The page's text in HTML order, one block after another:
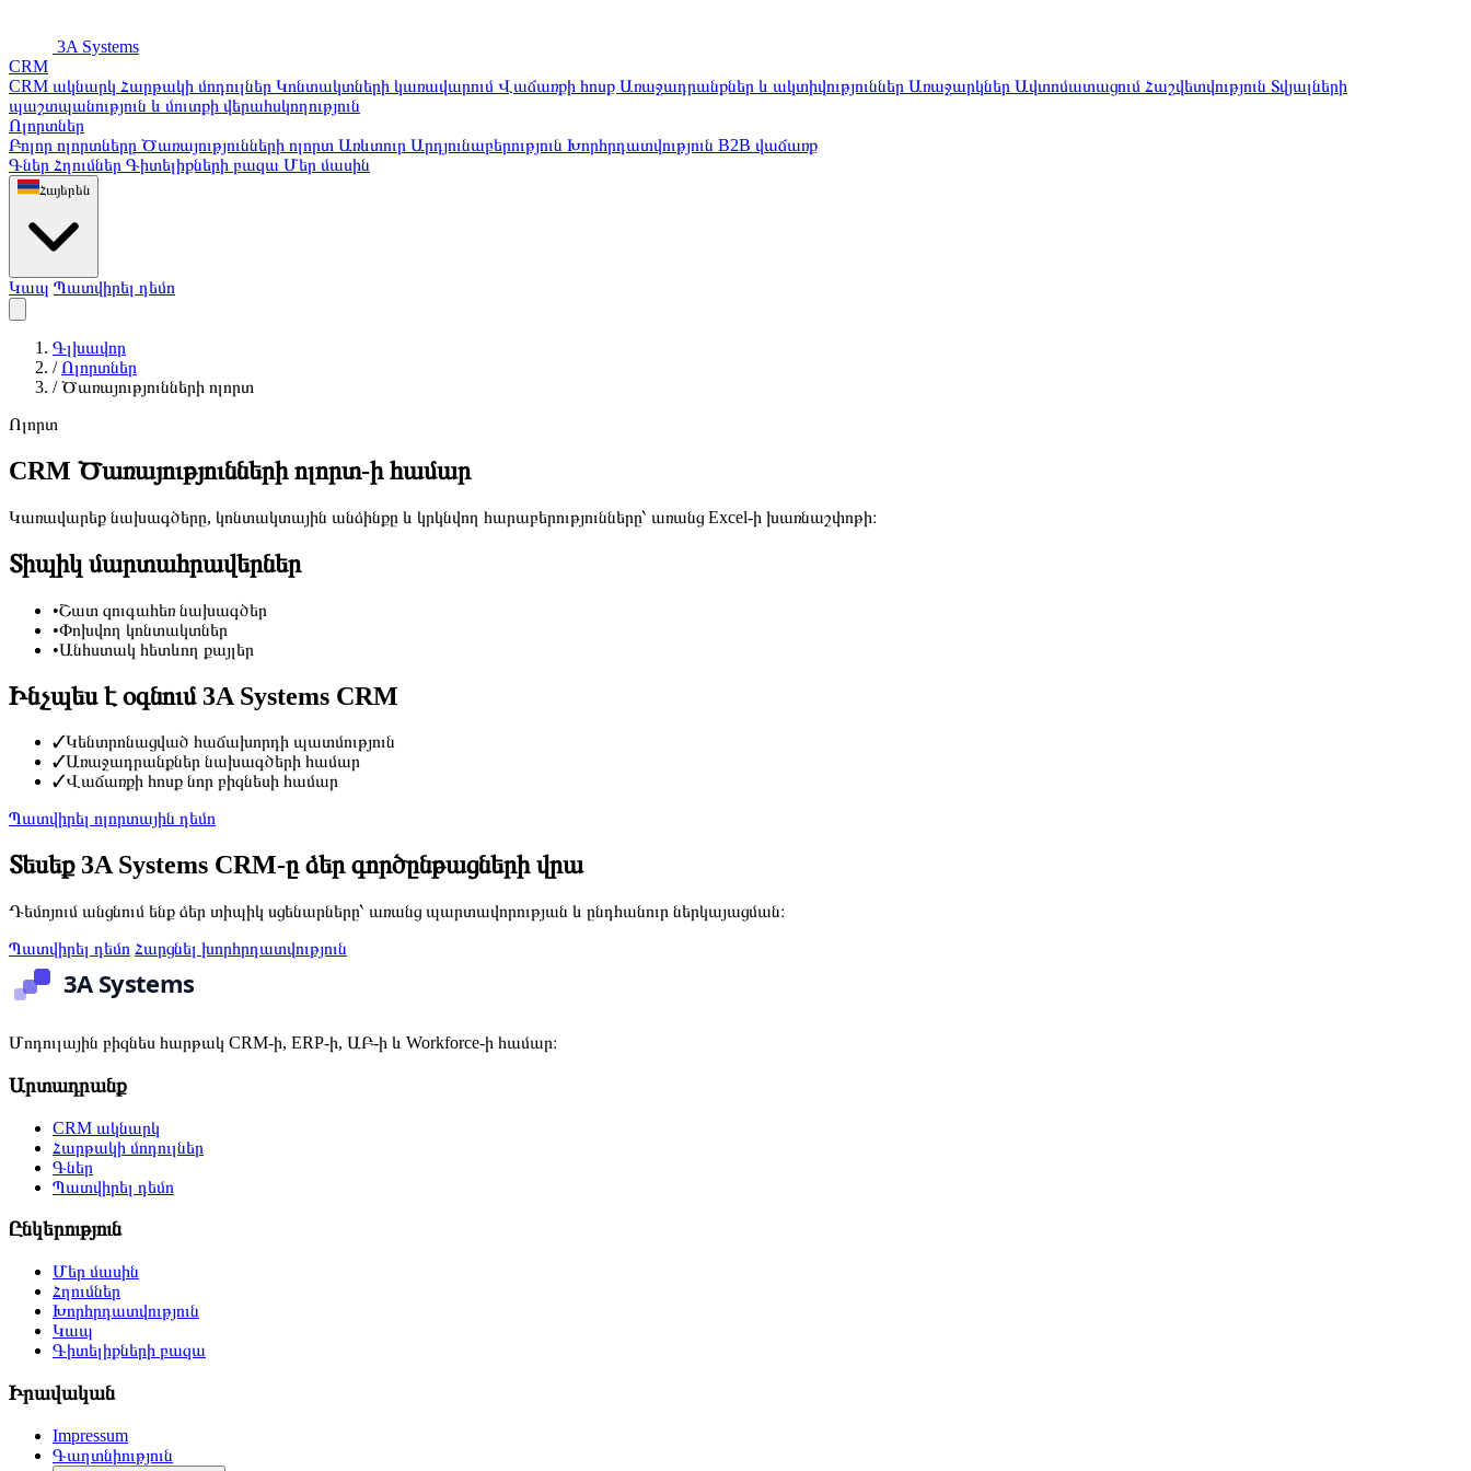
3A Systems
CRM
CRM ակնարկ Հարթակի մոդուլներ Կոնտակտների կառավարում Վաճառքի հոսք Առաջադրանքներ և ակտիվություններ Առաջարկներ Ավտոմատացում Հաշվետվություն Տվյալների
պաշտպանություն և մուտքի վերահսկողություն
Ոլորտներ
Բոլոր ոլորտները Ծառայությունների ոլորտ Առևտուր Արդյունաբերություն Խորհրդատվություն B2B վաճառք
Գներ Հղումներ Գիտելիքների բազա Մեր մասին
Հայերեն
Կապ Պատվիրել դեմո
Գլխավոր
/ Ոլորտներ
/ Ծառայությունների ոլորտ
Ոլորտ
CRM Ծառայությունների ոլորտ-ի համար
Կառավարեք նախագծերը, կոնտակտային անձինքը և կրկնվող հարաբերությունները՝ առանց Excel-ի խառնաշփոթի։
Տիպիկ մարտահրավերներ
•Շատ զուգահեռ նախագծեր
•Փոխվող կոնտակտներ
•Անհստակ հետևող քայլեր
Ինչպես է օգնում 3A Systems CRM
✓Կենտրոնացված հաճախորդի պատմություն
✓Առաջադրանքներ նախագծերի համար
✓Վաճառքի հոսք նոր բիզնեսի համար
Պատվիրել ոլորտային դեմո
Տեսեք 3A Systems CRM-ը ձեր գործընթացների վրա
Դեմոյում անցնում ենք ձեր տիպիկ սցենարները՝ առանց պարտավորության և ընդհանուր ներկայացման։
Պատվիրել դեմո Հարցնել խորհրդատվություն
Մոդուլային բիզնես հարթակ CRM-ի, ERP-ի, ԱԲ-ի և Workforce-ի համար։
Արտադրանք
CRM ակնարկ
Հարթակի մոդուլներ
Գներ
Պատվիրել դեմո
Ընկերություն
Մեր մասին
Հղումներ
Խորհրդատվություն
Կապ
Գիտելիքների բազա
Իրավական
Impressum
Գաղտնիություն